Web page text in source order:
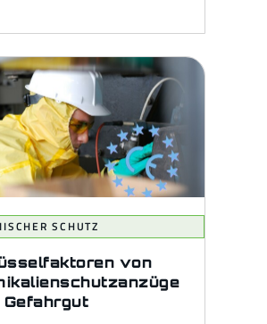
SCHUTZ
von